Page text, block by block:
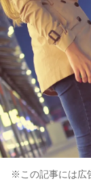
※この記事には広